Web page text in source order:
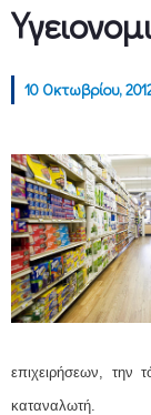
10 Οκτωβρίου,
επιχειρήσεων, την
καταναλωτή.